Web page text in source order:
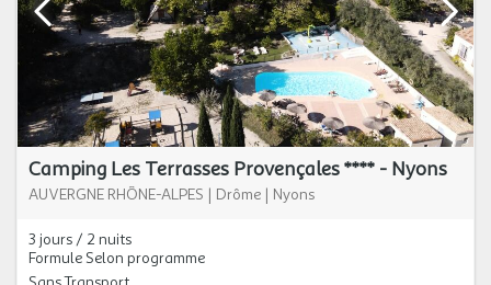
Camping Les Terrasses Provençales **** - Nyons
AUVERGNE RHÔNE-ALPES | Drôme | Nyons
3 jours / 2 nuits
Formule Selon programme